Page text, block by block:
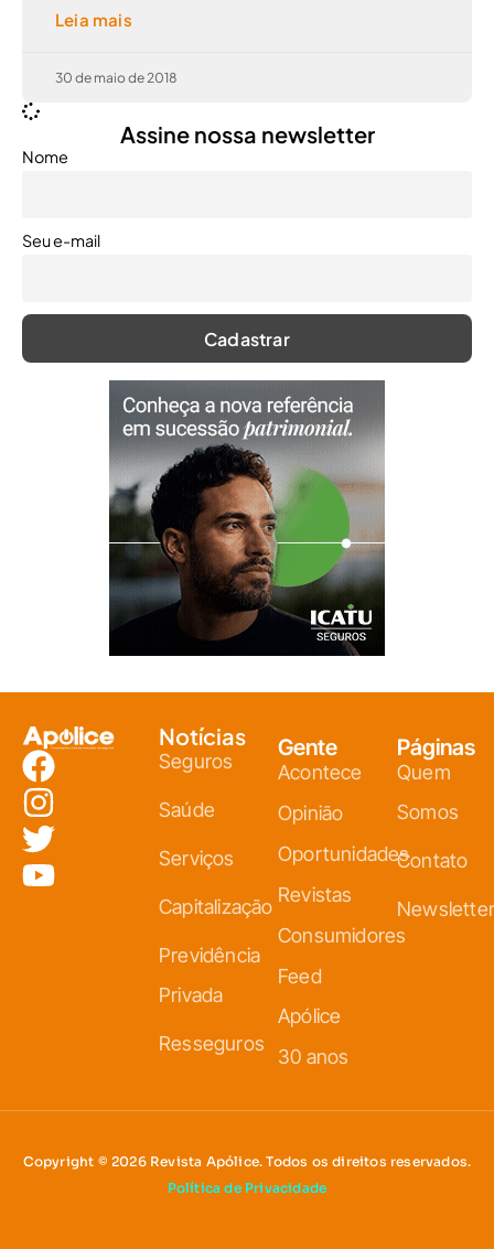
Leia mais
30 de maio de 2018
Assine nossa newsletter
Nome
Seu e-mail
Notícias
Seguros
Saúde
Serviços
Capitalização
Previdência
Privada
Resseguros
Gente
Acontece
Opinião
Oportunidades
Revistas
Consumidores
Feed
Apólice
30 anos
Páginas
Quem
Somos
Contato
Newsletter
Copyright © 2026 Revista Apólice. Todos os direitos reservados.
Política de Privacidade